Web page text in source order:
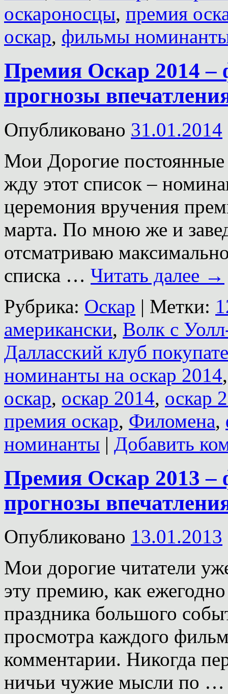
оскароносцы, премия
оскар, фильмы
Премия Оскар 2014
прогнозы
Опубликовано 31.01.2014
Мои Дорогие постоянные
жду этот список –
церемония вручения
марта. По мною же и
отсматриваю
списка … Читать далее →
Рубрика: Оскар | Метки:
американски, Волк с
Далласский клуб
номинанты на оскар 2014
оскар, оскар 2014, оскар
премия оскар, Филомена,
номинанты | Добавить
Премия Оскар 2013
прогнозы
Опубликовано 13.01.2013
Мои дорогие читатели
эту премию, как
праздника большого
просмотра каждого
комментарии. Никогда
ничьи чужие мысли по